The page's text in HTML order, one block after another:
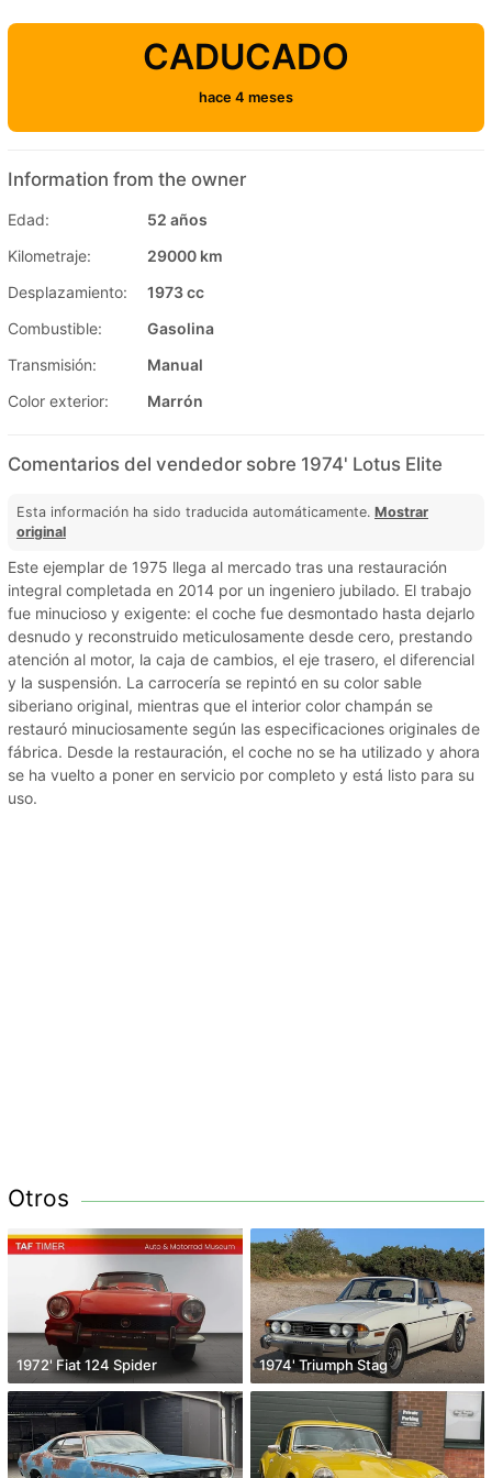
CADUCADO
hace 4 meses
Information from the owner
Edad:
52 años
Kilometraje:
29000 km
Desplazamiento:
1973 cc
Combustible:
Gasolina
Transmisión:
Manual
Color exterior:
Marrón
Comentarios del vendedor sobre 1974' Lotus Elite
Esta información ha sido traducida automáticamente. Mostrar
original
Este ejemplar de 1975 llega al mercado tras una restauración
integral completada en 2014 por un ingeniero jubilado. El trabajo
fue minucioso y exigente: el coche fue desmontado hasta dejarlo
desnudo y reconstruido meticulosamente desde cero, prestando
atención al motor, la caja de cambios, el eje trasero, el diferencial
y la suspensión. La carrocería se repintó en su color sable
siberiano original, mientras que el interior color champán se
restauró minuciosamente según las especificaciones originales de
fábrica. Desde la restauración, el coche no se ha utilizado y ahora
se ha vuelto a poner en servicio por completo y está listo para su
uso.
Otros
1972' Fiat 124 Spider 1974' Triumph Stag